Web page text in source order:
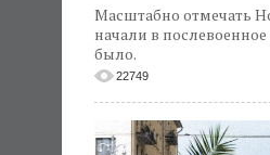
Масштабно отмечать
начали в
было.
22749